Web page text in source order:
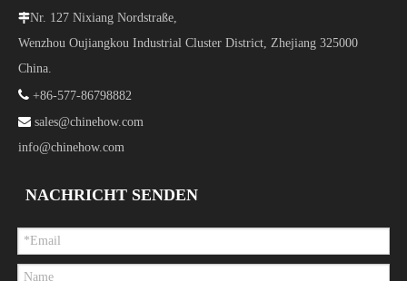
Nr. 127 Nixiang Nordstraße,
Wenzhou Oujiangkou Industrial Cluster District, Zhejiang 325000
China.
 +86-577-86798882
 sales@chinehow.com
info@chinehow.com
NACHRICHT SENDEN